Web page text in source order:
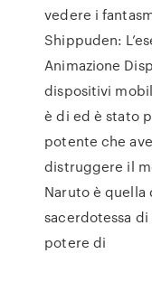
vedere i
Shippuden:
Animazione
dispositivi
è di ed è stato
potente che
distruggere il
Naruto è
sacerdotessa di
potere di